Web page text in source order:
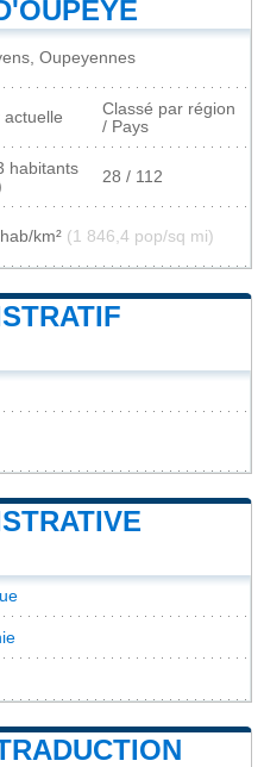
Oupeyennes
actuelle
Classé par région
/ Pays
habitants
28 / 112
km² (1 846,4 pop/sq mi)